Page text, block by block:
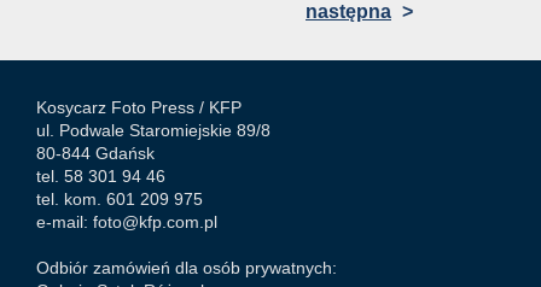
następna >
Kosycarz Foto Press / KFP
ul. Podwale Staromiejskie 89/8
80-844 Gdańsk
tel. 58 301 94 46
tel. kom. 601 209 975
e-mail: foto@kfp.com.pl
Odbiór zamówień dla osób prywatnych: